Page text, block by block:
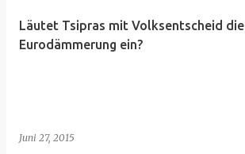
Läutet Tsipras mit Volksentscheid die
Eurodämmerung ein?
Juni 27, 2015